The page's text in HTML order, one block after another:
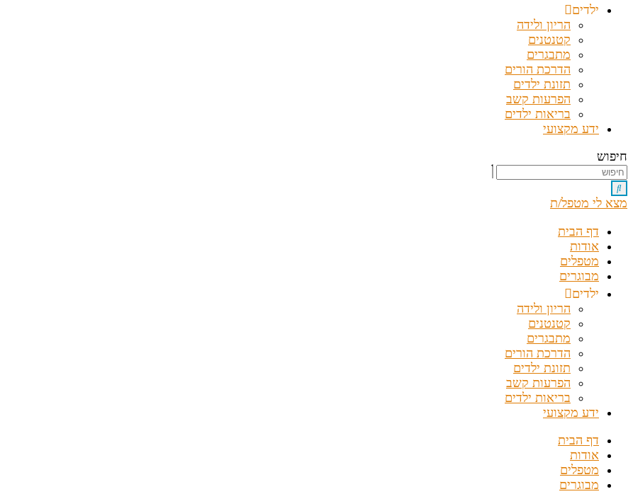
ילדים
הריון ולידה
קטנטנים
מתבגרים
הדרכת הורים
תזונת ילדים
הפרעות קשב
בריאות ילדים
ידע מקצועי
חיפוש
מצא לי מטפל/ת
דף הבית
אודות
מטפלים
מבוגרים
ילדים
הריון ולידה
קטנטנים
מתבגרים
הדרכת הורים
תזונת ילדים
הפרעות קשב
בריאות ילדים
ידע מקצועי
דף הבית
אודות
מטפלים
מבוגרים